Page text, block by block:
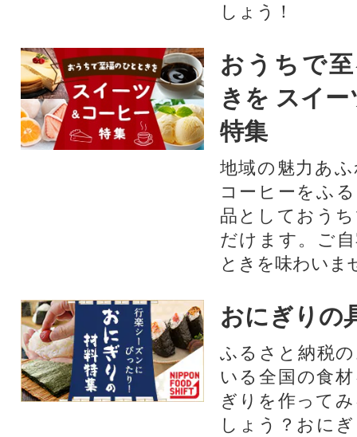
しょう！
おうちで
きを スイ
特集
地域の魅力あ
コーヒーをふ
品としておう
だけます。ご
ときを味わいま
おにぎりの
ふるさと納税
いる全国の食
ぎりを作って
しょう？おに